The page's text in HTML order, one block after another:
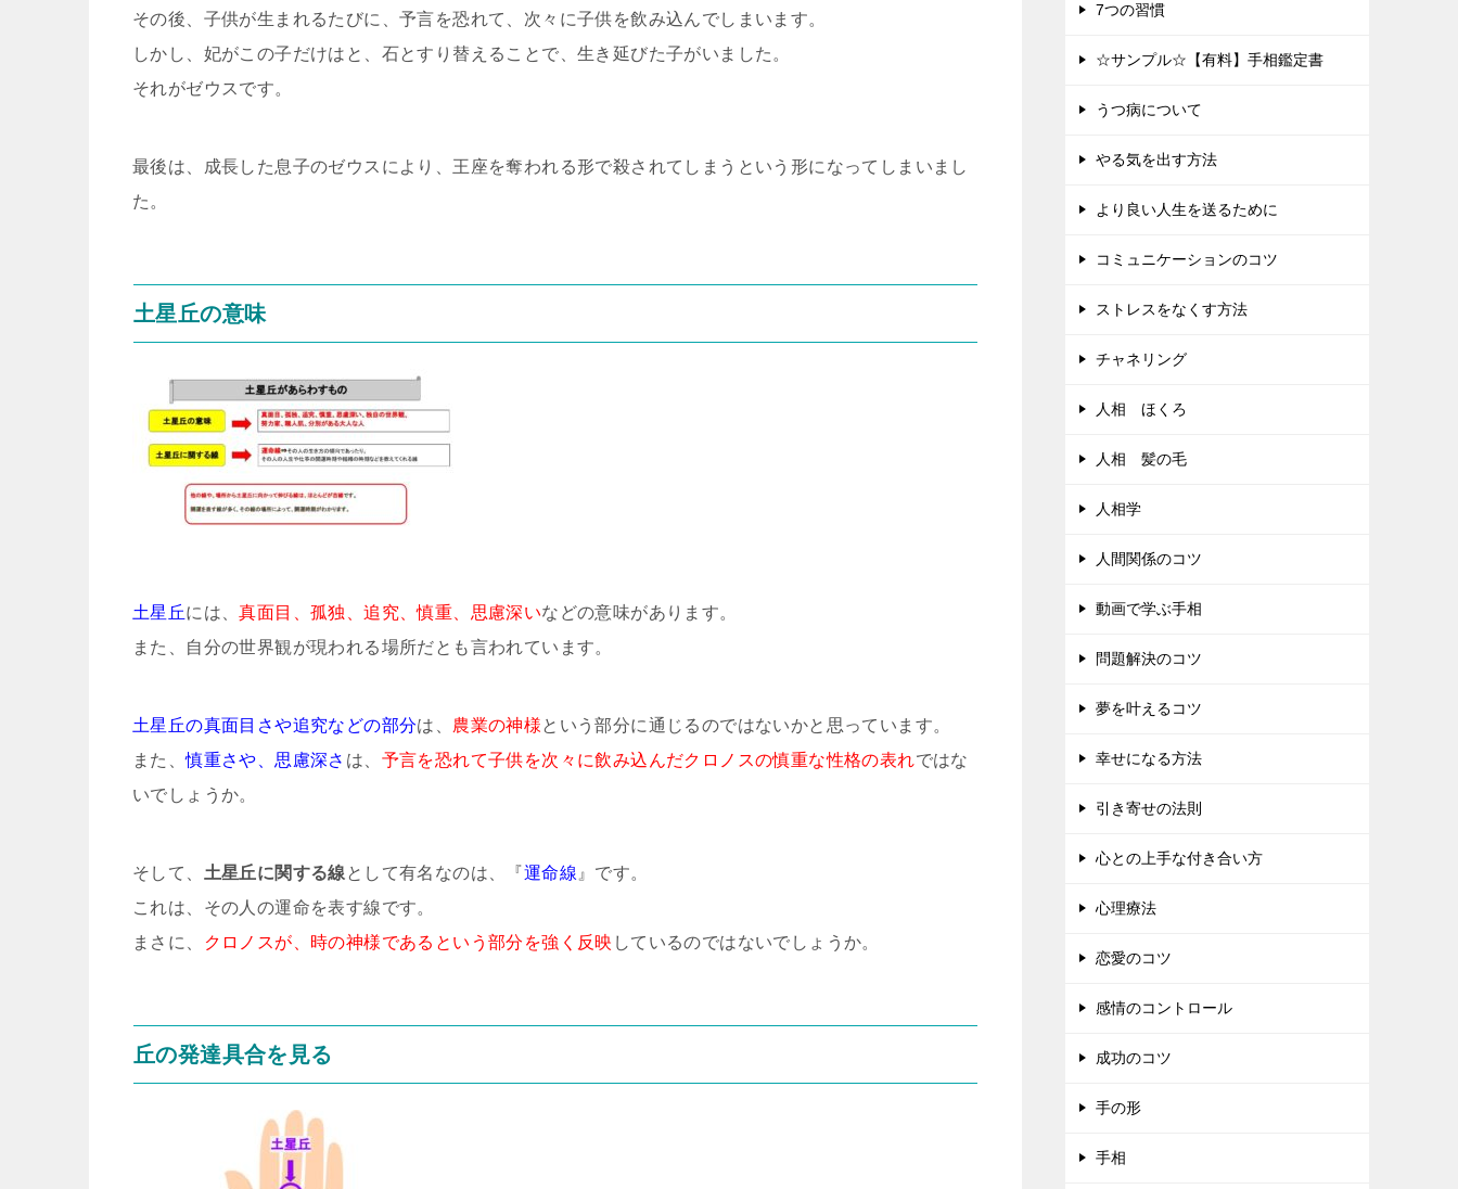
その後、子供が生まれるたびに、予言を恐れて、次々に子供を飲み込んでしまいます。
しかし、妃がこの子だけはと、石とすり替えることで、生き延びた子がいました。
それがゼウスです。
最後は、成長した息子のゼウスにより、王座を奪われる形で殺されてしまうという形になってしまいまし
た。
土星丘の意味
土星丘には、真面目、孤独、追究、慎重、思慮深いなどの意味があります。
また、自分の世界観が現われる場所だとも言われています。
土星丘の真面目さや追究などの部分は、 農業の神様という部分に通じるのではないかと思っています。
また、慎重さや、思慮深さ は、 予言を恐れて子供を次々に飲み込んだクロノスの慎重な性格の表れではな
いでしょうか。
そして、 土星丘に関する線 として有名なのは、『運命線 』です。
これは、その人の運命を表す線です。
まさに、
クロノスが、時の神様であるという部分を強く反映 しているのではないでしょうか。
丘の発達具合を見る
7つの習慣
☆サンプル☆【有料】手相鑑定書
うつ病について
やる気を出す方法
より良い人生を送るために
コミュニケーションのコツ
ストレスをなくす方法
チャネリング
人相 ほくろ
人相 髪の毛
人相学
人間関係のコツ
動画で学ぶ手相
問題解決のコツ
夢を叶えるコツ
幸せになる方法
引き寄せの法則
心との上手な付き合い方
心理療法
恋愛のコツ
感情のコントロール
成功のコツ
手の形
手相